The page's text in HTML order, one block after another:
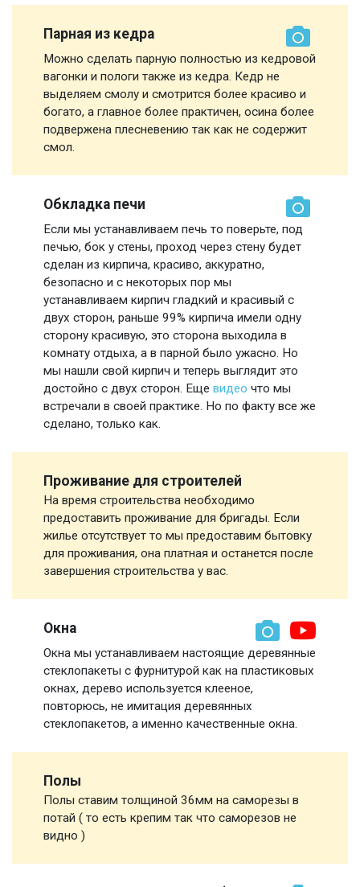
Парная из кедра
Можно сделать парную полностью из кедровой
вагонки и пологи также из кедра. Кедр не
выделяем смолу и смотрится более красиво и
богато, а главное более практичен, осина более
подвержена плесневению так как не содержит
смол.
Обкладка печи
Если мы устанавливаем печь то поверьте, под
печью, бок у стены, проход через стену будет
сделан из кирпича, красиво, аккуратно,
безопасно и с некоторых пор мы
устанавливаем кирпич гладкий и красивый с
двух сторон, раньше 99% кирпича имели одну
сторону красивую, это сторона выходила в
комнату отдыха, а в парной было ужасно. Но
мы нашли свой кирпич и теперь выглядит это
достойно с двух сторон. Еще видео что мы
встречали в своей практике. Но по факту все же
сделано, только как.
Проживание для строителей
На время строительства необходимо
предоставить проживание для бригады. Если
жилье отсутствует то мы предоставим бытовку
для проживания, она платная и останется после
завершения строительства у вас.
Окна
Окна мы устанавливаем настоящие деревянные
стеклопакеты с фурнитурой как на пластиковых
окнах, дерево используется клееное,
повторюсь, не имитация деревянных
стеклопакетов, а именно качественные окна.
Полы
Полы ставим толщиной 36мм на саморезы в
потай ( то есть крепим так что саморезов не
видно )